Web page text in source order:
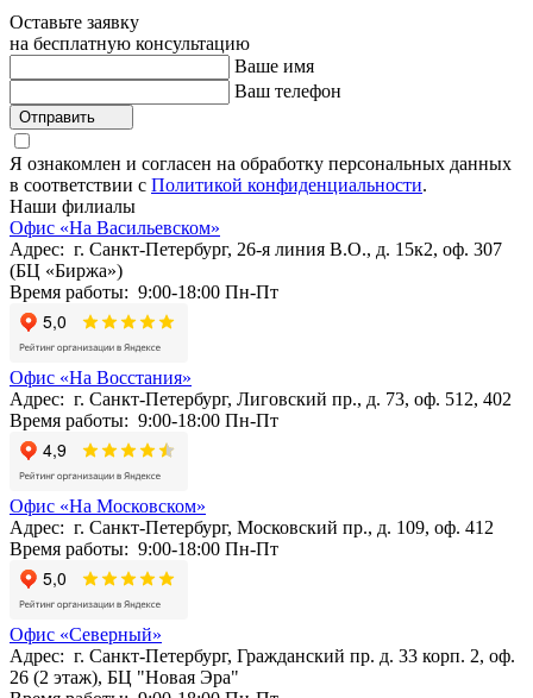
Оставьте заявку
на бесплатную консультацию
Ваше имя
Ваш телефон
Отправить
Я ознакомлен и согласен на обработку персональных данных
в соответствии с Политикой конфиденциальности.
Наши филиалы
Офис «На Васильевском»
Адрес: г. Санкт-Петербург, 26-я линия В.О., д. 15к2, оф. 307
(БЦ «Биржа»)
Время работы: 9:00-18:00 Пн-Пт
Офис «На Восстания»
Адрес: г. Санкт-Петербург, Лиговский пр., д. 73, оф. 512, 402
Время работы: 9:00-18:00 Пн-Пт
Офис «На Московском»
Адрес: г. Санкт-Петербург, Московский пр., д. 109, оф. 412
Время работы: 9:00-18:00 Пн-Пт
Офис «Северный»
Адрес: г. Санкт-Петербург, Гражданский пр. д. 33 корп. 2, оф.
26 (2 этаж), БЦ "Новая Эра"